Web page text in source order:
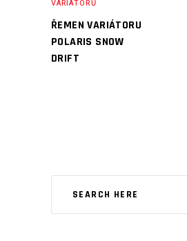
VARIÁTORŮ
ŘEMEN VARIÁTORU
POLARIS SNOW
DRIFT